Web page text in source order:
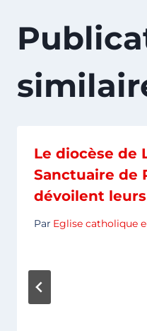
Le diocèse de
Sanctuaire de
dévoilent
Par Eglise catholique